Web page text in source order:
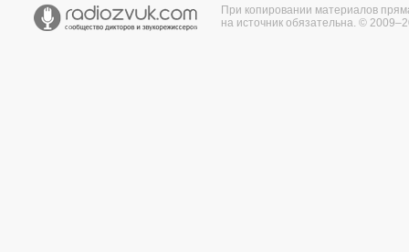
При копировании материалов
на источник обязательна. ©